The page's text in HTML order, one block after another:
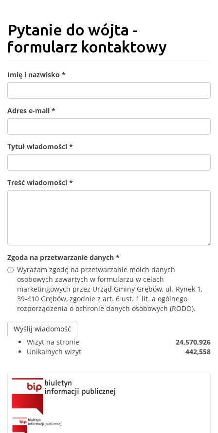
Pytanie do wójta -
formularz kontaktowy
Imię i nazwisko *
Adres e-mail *
Tytuł wiadomości *
Treść wiadomości *
Zgoda na przetwarzanie danych *
Wyrażam zgodę na przetwarzanie moich danych
osobowych zawartych w formularzu w celach
marketingowych przez Urząd Gminy Grębów, ul. Rynek 1,
39-410 Grębów, zgodnie z art. 6 ust. 1 lit. a ogólnego
rozporządzenia o ochronie danych osobowych (RODO).
Wyślij wiadomość
Wizyt na stronie
24,570,926
Unikalnych wizyt
442,558